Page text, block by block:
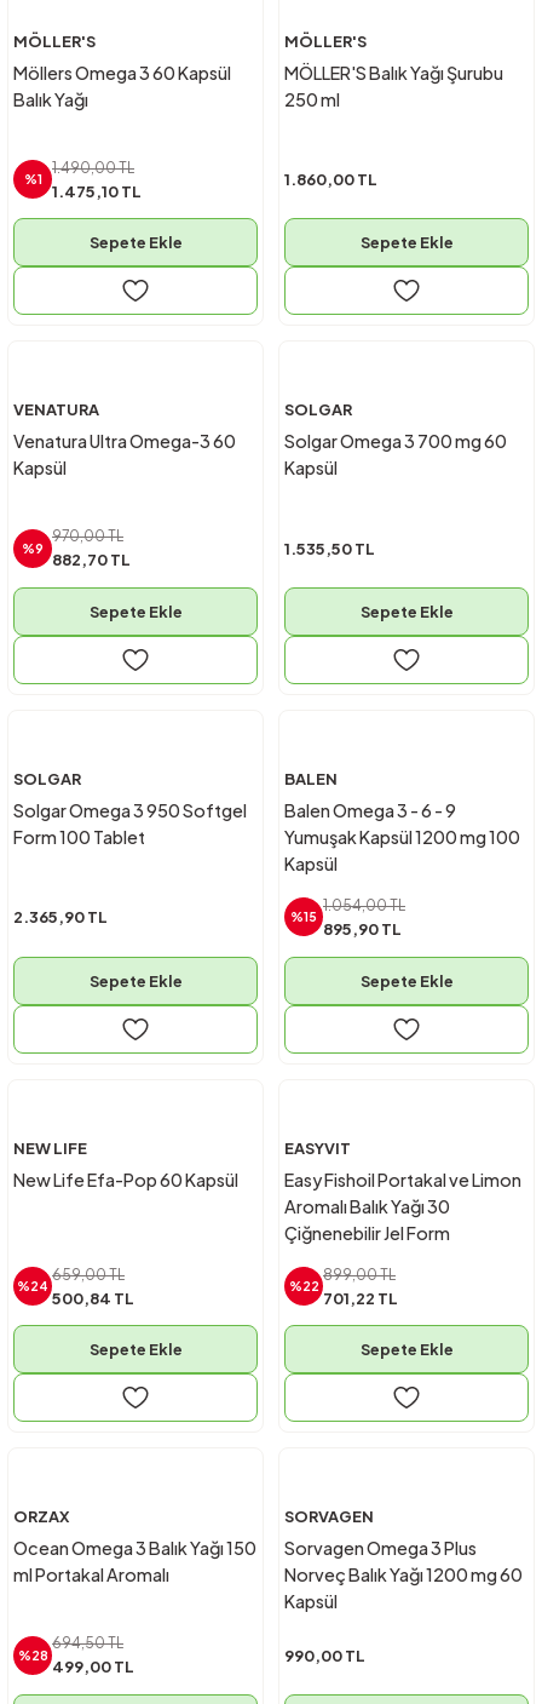
MÖLLER'S
Möllers Omega 3 60 Kapsül
Balık Yağı
%1
1.490,00 TL
1.475,10 TL
Sepete Ekle
MÖLLER'S
MÖLLER'S Balık Yağı Şurubu
250 ml
1.860,00 TL
Sepete Ekle
VENATURA
Venatura Ultra Omega-3 60
Kapsül
%9
970,00 TL
882,70 TL
Sepete Ekle
SOLGAR
Solgar Omega 3 700 mg 60
Kapsül
1.535,50 TL
Sepete Ekle
SOLGAR
Solgar Omega 3 950 Softgel
Form 100 Tablet
2.365,90 TL
Sepete Ekle
BALEN
Balen Omega 3 - 6 - 9
Yumuşak Kapsül 1200 mg 100
Kapsül
%15
1.054,00 TL
895,90 TL
Sepete Ekle
NEW LIFE
New Life Efa-Pop 60 Kapsül
%24
659,00 TL
500,84 TL
Sepete Ekle
EASYVIT
Easy Fishoil Portakal ve Limon
Aromalı Balık Yağı 30
Çiğnenebilir Jel Form
%22
899,00 TL
701,22 TL
Sepete Ekle
ORZAX
Ocean Omega 3 Balık Yağı 150
ml Portakal Aromalı
%28
694,50 TL
499,00 TL
SORVAGEN
Sorvagen Omega 3 Plus
Norveç Balık Yağı 1200 mg 60
Kapsül
990,00 TL